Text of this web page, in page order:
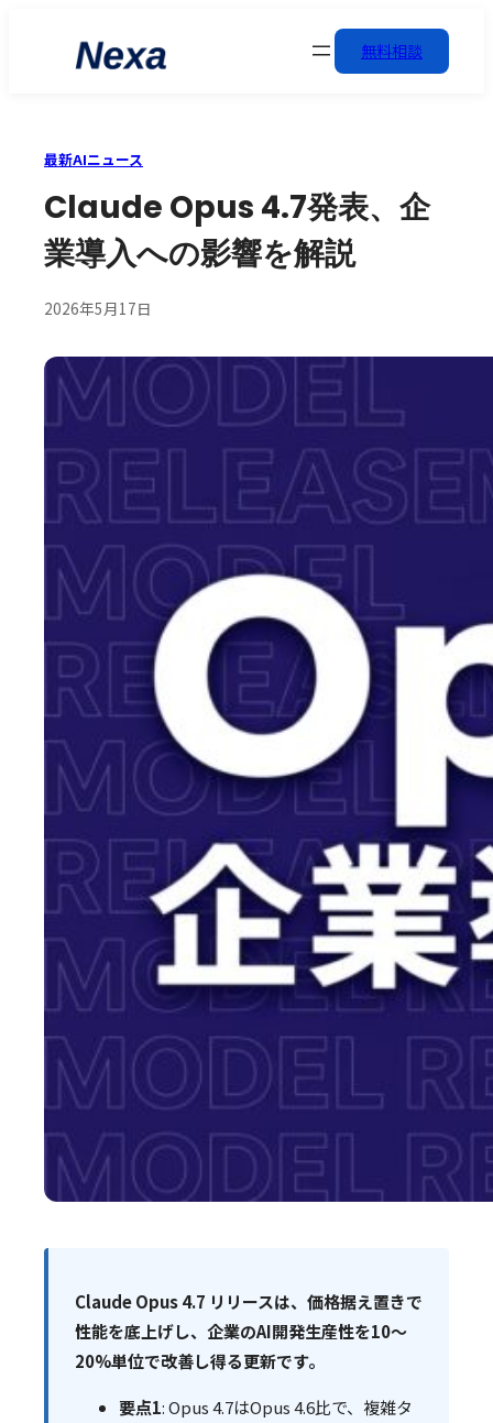
無料相談
最新AIニュース
Claude Opus 4.7発表、企
業導入への影響を解説
2026年5月17日
Claude Opus 4.7 リリースは、価格据え置きで
性能を底上げし、企業のAI開発生産性を10〜
20%単位で改善し得る更新です。
要点1: Opus 4.7はOpus 4.6比で、複雑タ